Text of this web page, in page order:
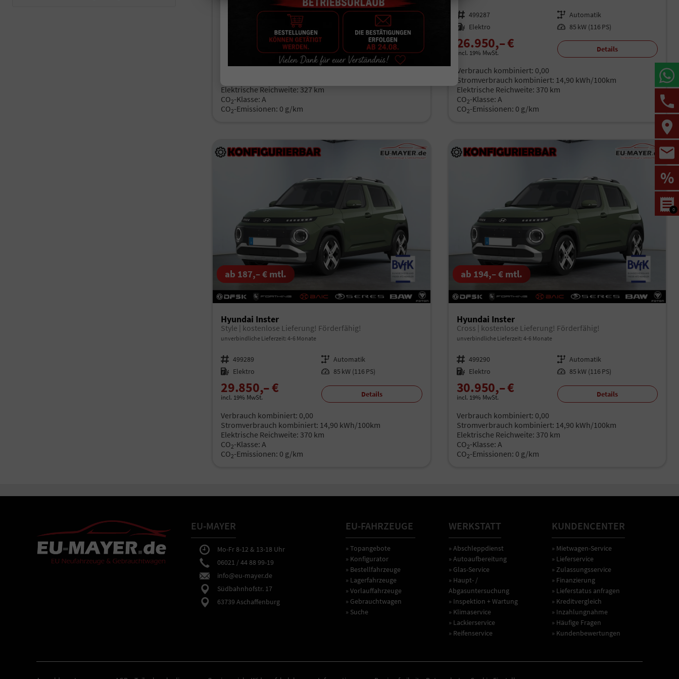
GetriebeAutomatik
25.400,– €
incl. 19% MwSt. Details
Elektrische Reichweite: 327 km
CO2-Klasse: A
CO2-Emissionen: 0 g/km
Fahrzeugnr. 499287 Getriebe Automatik
Kraftstoff Elektro Leistung 85 kW (116 PS)
26.950,– €
incl. 19% MwSt. Details
Verbrauch kombiniert: 0,00
Stromverbrauch kombiniert: 14,90 kWh/100km
Elektrische Reichweite: 370 km
CO2-Klasse: A
CO2-Emissionen: 0 g/km
ab 187,– € mtl.
Hyundai Inster
Style | kostenlose Lieferung! Förderfähig!
unverbindliche Lieferzeit: 4-6 Monate
Fahrzeugnr. 499289 Getriebe Automatik
Kraftstoff Elektro Leistung 85 kW (116 PS)
29.850,– €
incl. 19% MwSt. Details
Verbrauch kombiniert: 0,00
Stromverbrauch kombiniert: 14,90 kWh/100km
Elektrische Reichweite: 370 km
CO2-Klasse: A
CO2-Emissionen: 0 g/km
ab 194,– € mtl.
Hyundai Inster
Cross | kostenlose Lieferung! Förderfähig!
unverbindliche Lieferzeit: 4-6 Monate
Fahrzeugnr. 499290 Getriebe Automatik
Kraftstoff Elektro Leistung 85 kW (116 PS)
30.950,– €
incl. 19% MwSt. Details
Verbrauch kombiniert: 0,00
Stromverbrauch kombiniert: 14,90 kWh/100km
Elektrische Reichweite: 370 km
CO2-Klasse: A
CO2-Emissionen: 0 g/km
EU-MAYER
Mo-Fr 8-12 & 13-18 Uhr
06021 / 44 88 99-19
info@eu-mayer.de
Südbahnhofstr. 17
63739 Aschaffenburg
EU-FAHRZEUGE
» Topangebote
» Konfigurator
» Bestellfahrzeuge
» Lagerfahrzeuge
» Vorlauffahrzeuge
» Gebrauchtwagen
» Suche
WERKSTATT
» Abschleppdienst
» Autoaufbereitung
» Glas-Service
» Haupt- /
Abgasuntersuchung
» Inspektion + Wartung
» Klimaservice
» Lackierservice
» Reifenservice
KUNDENCENTER
» Mietwagen-Service
» Lieferservice
» Zulassungsservice
» Finanzierung
» Lieferstatus anfragen
» Kreditvergleich
» Inzahlungnahme
» Häufige Fragen
» Kundenbewertungen
%
0